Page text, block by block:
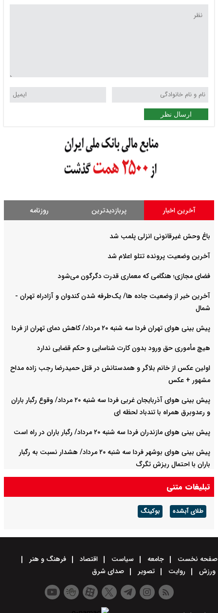
ارسال نظر
آخرین اخبار پربازدیدترین روزنامه
باغ وحش غیرقانونی انزلی پلمب شد
آخرین وضعیت پرونده تتلو اعلام شد
فضای مجازی؛ هنگامی که معماری قدرت دگرگون می‌شود
آخرین خبر از وضعیت جاده ها/ یک‌طرفه شدن کندوان و آزادراه تهران -
شمال
پیش بینی هوای تهران فردا سه شنبه ۲۰ مرداد/ کاهش دمای تهران از فردا
هیچ مأموری حق ورود بدون کارت شناسایی و حکم قضایی ندارد
اولین عکس از خانم بلاگر و همدستانش در قتل حمیدرضا رجب زاده مداح
مشهور + عکس
پیش بینی هوای آذربایجان غربی فردا سه شنبه ۲۰ مرداد/ وقوع رگبار باران
و رعدوبرق همراه با تندباد لحظه ای
پیش بینی هوای مازندران فردا سه شنبه ۲۰ مرداد/ رگبار باران در راه است
پیش بینی هوای بوشهر فردا سه شنبه ۲۰ مرداد/ هشدار نسبت به رگبار
باران با احتمال ریزش تگرگ
تبلیغات متنی
طلای آبشده بوکینگ
صفحه نخست جامعه سیاست اقتصاد
فرهنگ و هنر
ورزش
روایت تصویر صدای شرق